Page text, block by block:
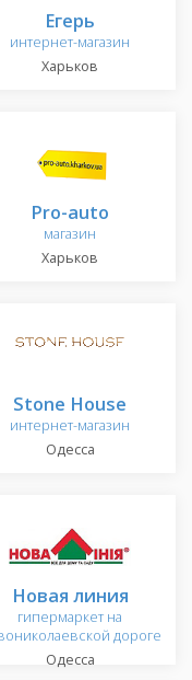
Егерь
интернет-магазин
Харьков
Pro-auto
магазин
Харьков
Stone House
интернет-магазин
Одесса
Новая линия
гипермаркет на
дороге
Одесса